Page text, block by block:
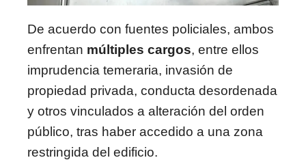
De acuerdo con fuentes policiales, ambos
enfrentan múltiples cargos, entre ellos
imprudencia temeraria, invasión de
propiedad privada, conducta desordenada
y otros vinculados a alteración del orden
público, tras haber accedido a una zona
restringida del edificio.